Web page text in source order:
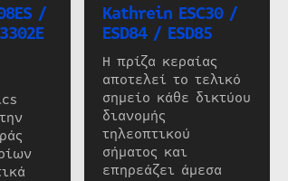
/ Kathrein ESC30 /
ESD84 / ESD85
Η πρίζα κεραίας
αποτελεί το τελικό
σημείο κάθε δικτύου
διανομής
τηλεοπτικού
σήματος και
επηρεάζει άμεσα